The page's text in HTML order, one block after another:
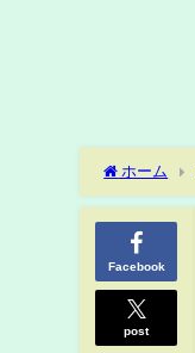
ホーム
Facebook
post